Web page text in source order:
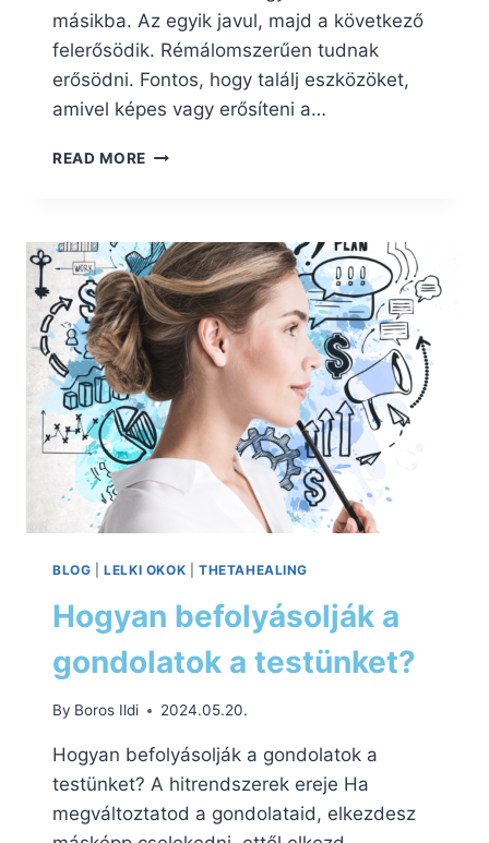
másikba. Az egyik javul, majd a következő
felerősödik. Rémálomszerűen tudnak
erősödni. Fontos, hogy találj eszközöket,
amivel képes vagy erősíteni a…
READ MORE HOGYAN
A
RENGETEG
TÜNETEN?
BLOG |LELKI OKOK THETAHEALING
Hogyan befolyásolják a
gondolatok a testünket?
By Boros Ildi 2024.05.20.
Hogyan befolyásolják a gondolatok a
testünket? A hitrendszerek ereje Ha
megváltoztatod a gondolataid, elkezdesz